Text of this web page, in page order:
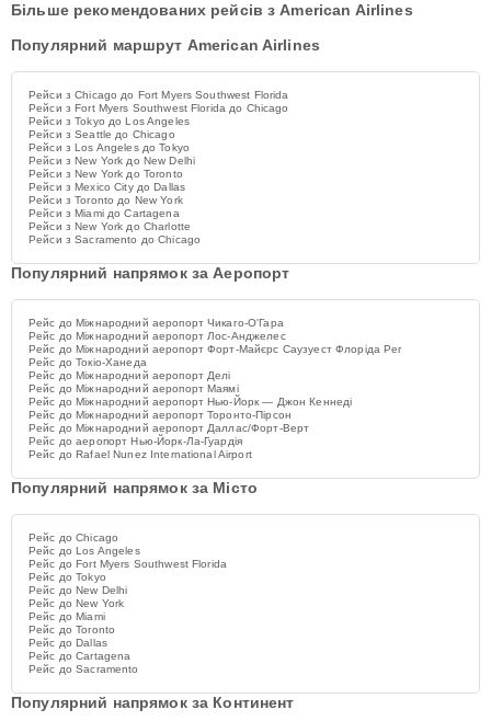
Більше рекомендованих рейсів з American Airlines
Популярний маршрут American Airlines
Рейси з Chicago до Fort Myers Southwest Florida
Рейси з Fort Myers Southwest Florida до Chicago
Рейси з Tokyo до Los Angeles
Рейси з Seattle до Chicago
Рейси з Los Angeles до Tokyo
Рейси з New York до New Delhi
Рейси з New York до Toronto
Рейси з Mexico City до Dallas
Рейси з Toronto до New York
Рейси з Miami до Cartagena
Рейси з New York до Charlotte
Рейси з Sacramento до Chicago
Популярний напрямок за Аеропорт
Рейс до Міжнародний аеропорт Чикаго-О'Гара
Рейс до Міжнародний аеропорт Лос-Анджелес
Рейс до Міжнародний аеропорт Форт-Майєрс Саузуест Флоріда Рег
Рейс до Токіо-Ханеда
Рейс до Міжнародний аеропорт Делі
Рейс до Міжнародний аеропорт Маямі
Рейс до Міжнародний аеропорт Нью-Йорк — Джон Кеннеді
Рейс до Міжнародний аеропорт Торонто-Пірсон
Рейс до Міжнародний аеропорт Даллас/Форт-Верт
Рейс до аеропорт Нью-Йорк-Ла-Гуардія
Рейс до Rafael Nunez International Airport
Популярний напрямок за Місто
Рейс до Chicago
Рейс до Los Angeles
Рейс до Fort Myers Southwest Florida
Рейс до Tokyo
Рейс до New Delhi
Рейс до New York
Рейс до Miami
Рейс до Toronto
Рейс до Dallas
Рейс до Cartagena
Рейс до Sacramento
Популярний напрямок за Континент